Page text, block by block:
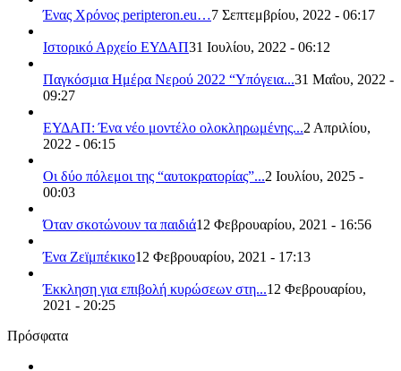
Ένας Χρόνος peripteron.eu…7 Σεπτεμβρίου, 2022 - 06:17
Ιστορικό Αρχείο ΕΥΔΑΠ31 Ιουλίου, 2022 - 06:12
Παγκόσμια Ημέρα Νερού 2022 “Υπόγεια...31 Μαΐου, 2022 -
09:27
ΕΥΔΑΠ: Ένα νέο μοντέλο ολοκληρωμένης...2 Απριλίου,
2022 - 06:15
Οι δύο πόλεμοι της “αυτοκρατορίας”...2 Ιουλίου, 2025 -
00:03
Όταν σκοτώνουν τα παιδιά12 Φεβρουαρίου, 2021 - 16:56
Ένα Ζεϊμπέκικο12 Φεβρουαρίου, 2021 - 17:13
Έκκληση για επιβολή κυρώσεων στη...12 Φεβρουαρίου,
2021 - 20:25
Πρόσφατα